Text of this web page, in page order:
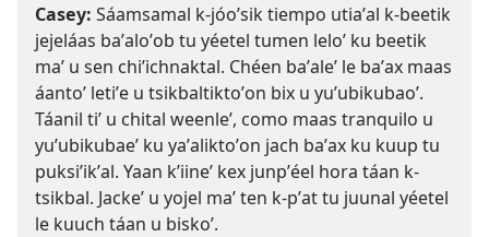
Casey: Sáamsamal k-jóoʼsik tiempo utiaʼal k-beetik
jejeláas baʼaloʼob tu yéetel tumen leloʼ ku beetik
maʼ u sen chiʼichnaktal. Chéen baʼaleʼ le baʼax maas
áantoʼ letiʼe u tsikbaltiktoʼon bix u yuʼubikubaoʼ.
Táanil tiʼ u chital weenleʼ, como maas tranquilo u
yuʼubikubaeʼ ku yaʼaliktoʼon jach baʼax ku kuup tu
puksiʼikʼal. Yaan kʼiineʼ kex junpʼéel hora táan k-
tsikbal. Jackeʼ u yojel maʼ ten k-pʼat tu juunal yéetel
le kuuch táan u biskoʼ.